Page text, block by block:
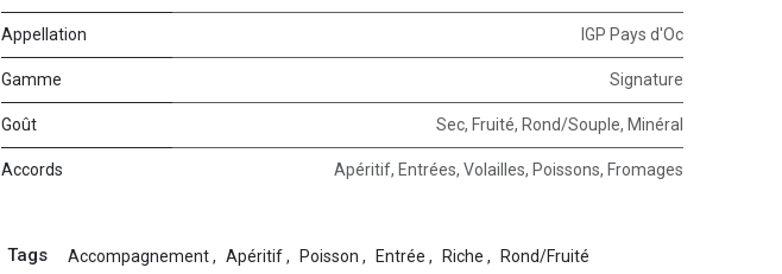
Appellation IGP Pays d'Oc
Gamme Signature
Goût Sec, Fruité, Rond/Souple, Minéral
Accords Apéritif, Entrées, Volailles, Poissons, Fromages
Tags Accompagnement, Apéritif, Poisson , Entrée , Riche ,
Rond/Fruité